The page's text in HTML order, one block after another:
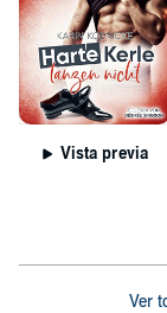
Vista previa
Ver